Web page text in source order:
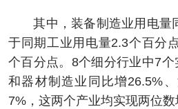
其中，装备制造业用电量
于同期工业用电量2.3个百分
个百分点。8个细分行业中7
和器材制造业同比增26.5%
7%，这两个产业均实现两位数